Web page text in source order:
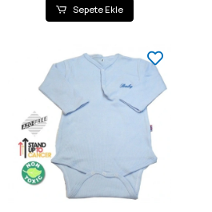
Sepete Ekle